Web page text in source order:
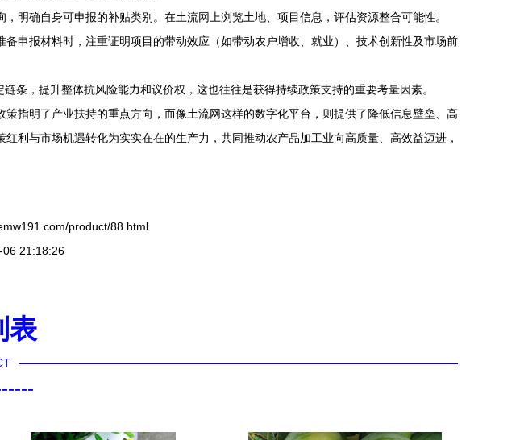
明确自身可申报的补贴类别。在土流网上浏览土地、项目信息，评估资源整合可能性。
申报材料时，注重证明项目的带动效应（如带动农户增收、就业）、技术创新性及市场前
条，提升整体抗风险能力和议价权，这也往往是获得持续政策支持的重要考量因素。
指明了产业扶持的重点方向，而像土流网这样的数字化平台，则提供了降低信息壁垒、高
利与市场机遇转化为实实在在的生产力，共同推动农产品加工业向高质量、高效益迈进，
product/88.html
06 21:18:26
表